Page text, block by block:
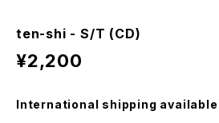
ten-shi - S/T (CD)
¥2,200
International shipping available